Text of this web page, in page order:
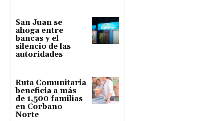
San Juan se
ahoga entre
bancas y el
silencio de las
autoridades
Ruta Comunitaria
beneficia a más
de 1,500 familias
en Corbano
Norte